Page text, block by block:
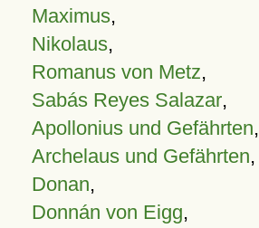
Maximus,
Nikolaus,
Romanus von Metz,
Sabás Reyes Salazar,
Apollonius und Gefährten,
Archelaus und Gefährten,
Donan,
Donnán von Eigg,